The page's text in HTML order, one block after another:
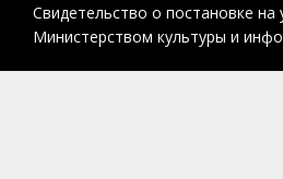
Свидетельство о постановке
Министерством культуры и